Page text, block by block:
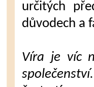
určitých
důvodech a
Víra je víc
společenství.